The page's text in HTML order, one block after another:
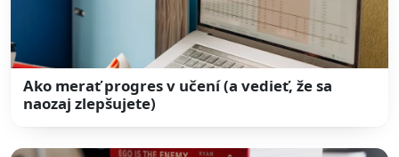
Ako merať progres v učení (a vedieť, že sa
naozaj zlepšujete)